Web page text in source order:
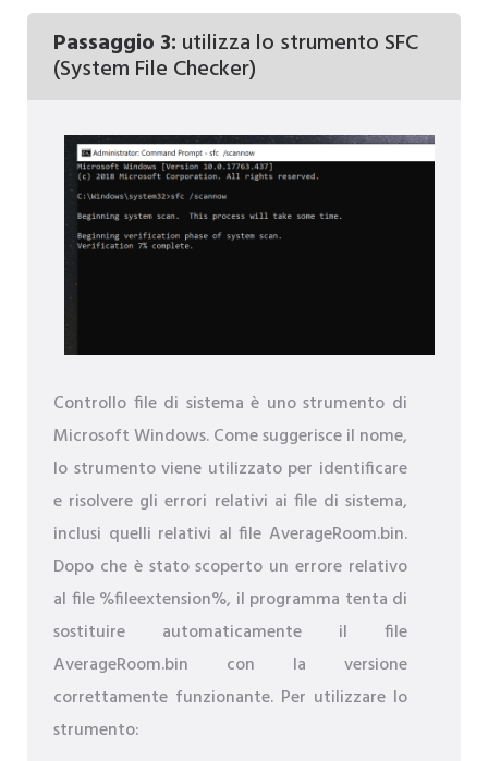
Passaggio 3: utilizza lo strumento SFC
(System File Checker)
Controllo file di sistema è uno strumento di
Microsoft Windows. Come suggerisce il nome,
lo strumento viene utilizzato per identificare
e risolvere gli errori relativi ai file di sistema,
inclusi quelli relativi al file AverageRoom.bin.
Dopo che è stato scoperto un errore relativo
al file %fileextension%, il programma tenta di
sostituire automaticamente il file
AverageRoom.bin con la versione
correttamente funzionante. Per utilizzare lo
strumento: